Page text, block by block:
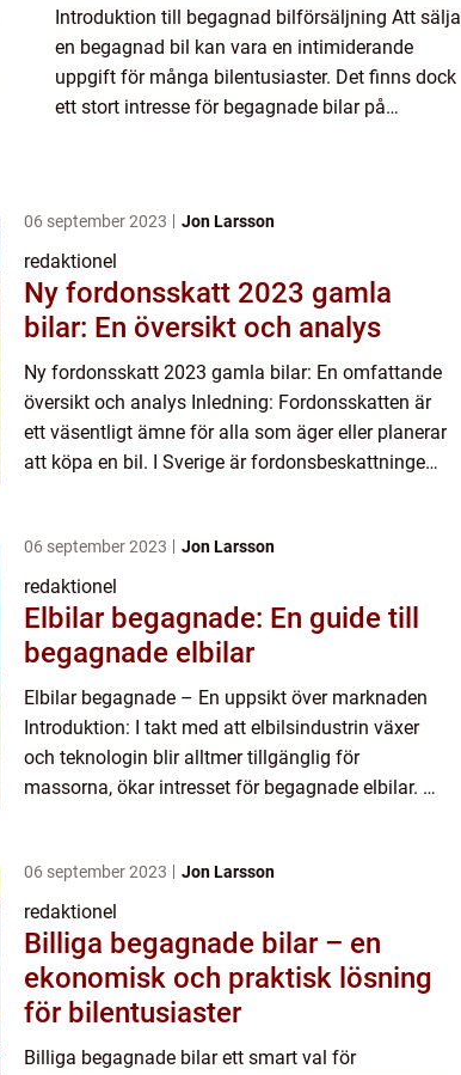
Introduktion till begagnad bilförsäljning Att sälja
en begagnad bil kan vara en intimiderande
uppgift för många bilentusiaster. Det finns dock
ett stort intresse för begagnade bilar på
06 september 2023 Jon Larsson
redaktionel
Ny fordonsskatt 2023 gamla
bilar: En översikt och analys
Ny fordonsskatt 2023 gamla bilar: En omfattande
översikt och analys Inledning: Fordonsskatten är
ett väsentligt ämne för alla som äger eller planerar
att köpa en bil. I Sverige är fordonsbeskattningen
06 september 2023 Jon Larsson
redaktionel
Elbilar begagnade: En guide till
begagnade elbilar
Elbilar begagnade – En uppsikt över marknaden
Introduktion: I takt med att elbilsindustrin växer
och teknologin blir alltmer tillgänglig för
massorna, ökar intresset för begagnade elbilar. Att
06 september 2023 Jon Larsson
redaktionel
Billiga begagnade bilar – en
ekonomisk och praktisk lösning
för bilentusiaster
Billiga begagnade bilar ett smart val för